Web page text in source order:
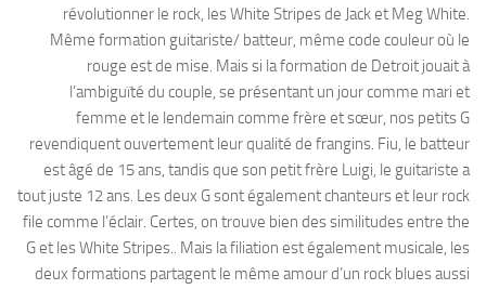
révolutionner le rock, les White Stripes de Jack et Meg White.
Même formation guitariste/ batteur, même code couleur où le
rouge est de mise. Mais si la formation de Detroit jouait à
l’ambiguïté du couple, se présentant un jour comme mari et
femme et le lendemain comme frère et sœur, nos petits G
revendiquent ouvertement leur qualité de frangins. Fiu, le batteur
est âgé de 15 ans, tandis que son petit frère Luigi, le guitariste a
tout juste 12 ans. Les deux G sont également chanteurs et leur rock
file comme l’éclair. Certes, on trouve bien des similitudes entre the
G et les White Stripes.. Mais la filiation est également musicale, les
deux formations partagent le même amour d’un rock blues aussi